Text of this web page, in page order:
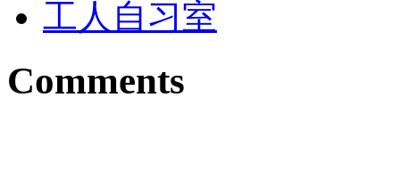
工人自习室
Comments